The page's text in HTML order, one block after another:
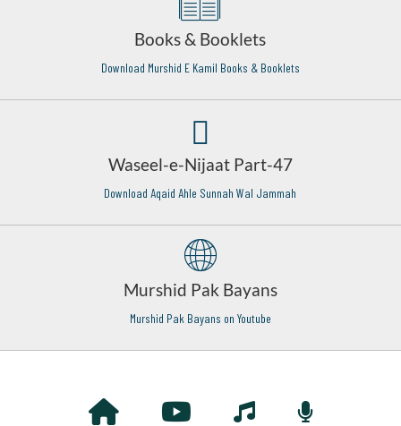
Books & Booklets
Download Murshid E Kamil Books & Booklets
Waseel-e-Nijaat Part-47
Download Aqaid Ahle Sunnah Wal Jammah
Murshid Pak Bayans
Murshid Pak Bayans on Youtube